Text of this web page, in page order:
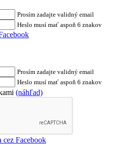
Prosím zadajte validný email
Heslo musí mať aspoň 6 znakov
Prosím zadajte validný email
Heslo musí mať aspoň 6 znakov
(náhľad)
cez Facebook